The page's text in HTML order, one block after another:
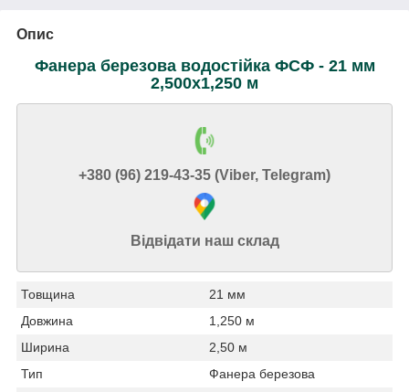
Опис
Фанера березова водостійка ФСФ - 21 мм
2,500х1,250 м
+380 (96) 219-43-35 (Viber, Telegram)
Відвідати наш склад
Товщина
21 мм
Довжина
1,250 м
Ширина
2,50 м
Тип
Фанера березова